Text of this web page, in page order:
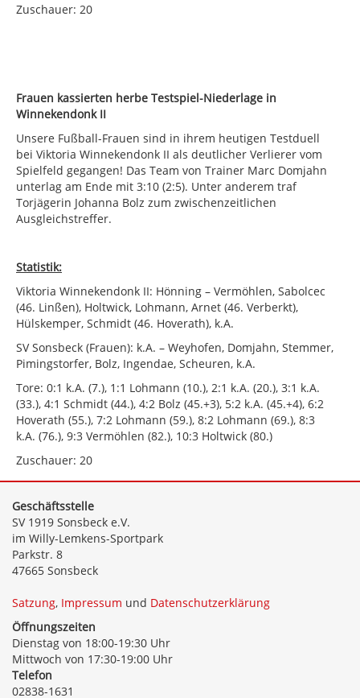
Zuschauer: 20
Frauen kassierten herbe Testspiel-Niederlage in
Winnekendonk II
Unsere Fußball-Frauen sind in ihrem heutigen Testduell
bei Viktoria Winnekendonk II als deutlicher Verlierer vom
Spielfeld gegangen! Das Team von Trainer Marc Domjahn
unterlag am Ende mit 3:10 (2:5). Unter anderem traf
Torjägerin Johanna Bolz zum zwischenzeitlichen
Ausgleichstreffer.
Statistik:
Viktoria Winnekendonk II: Hönning – Vermöhlen, Sabolcec
(46. Linßen), Holtwick, Lohmann, Arnet (46. Verberkt),
Hülskemper, Schmidt (46. Hoverath), k.A.
SV Sonsbeck (Frauen): k.A. – Weyhofen, Domjahn, Stemmer,
Pimingstorfer, Bolz, Ingendae, Scheuren, k.A.
Tore: 0:1 k.A. (7.), 1:1 Lohmann (10.), 2:1 k.A. (20.), 3:1 k.A.
(33.), 4:1 Schmidt (44.), 4:2 Bolz (45.+3), 5:2 k.A. (45.+4), 6:2
Hoverath (55.), 7:2 Lohmann (59.), 8:2 Lohmann (69.), 8:3
k.A. (76.), 9:3 Vermöhlen (82.), 10:3 Holtwick (80.)
Zuschauer: 20
Geschäftsstelle
SV 1919 Sonsbeck e.V.
im Willy-Lemkens-Sportpark
Parkstr. 8
47665 Sonsbeck
Satzung, Impressum und Datenschutzerklärung
Öffnungszeiten
Dienstag von 18:00-19:30 Uhr
Mittwoch von 17:30-19:00 Uhr
Telefon
02838-1631